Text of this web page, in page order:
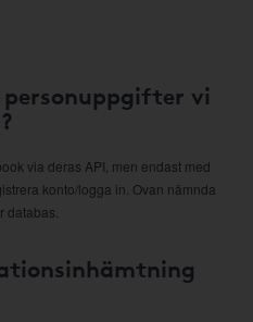
personuppgifter vi
via deras API, men endast med
konto/logga in. Ovan nämnda
databas.